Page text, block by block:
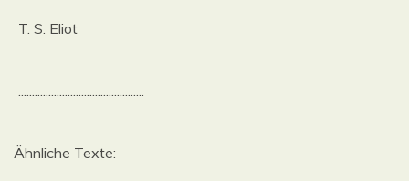
T. S. Eliot
..............................................
Ähnliche Texte: